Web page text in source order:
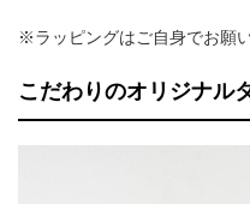
※ラッピングはご自身でお願
こだわりのオリジナル